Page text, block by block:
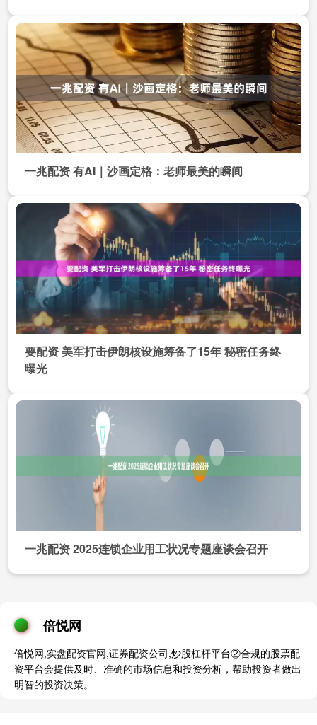
一兆配资 有AI｜沙画定格：老师最美的瞬间
要配资 美军打击伊朗核设施筹备了15年 秘密任务终
曝光
一兆配资 2025连锁企业用工状况专题座谈会召开
倍悦网
倍悦网,实盘配资官网,证券配资公司,炒股杠杆平台②合规的股票配
资平台会提供及时、准确的市场信息和投资分析，帮助投资者做出
明智的投资决策。